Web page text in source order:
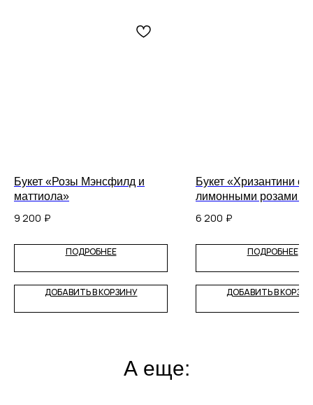
Букет «Розы Мэнсфилд и
маттиола»
9 200 ₽
ПОДРОБНЕЕ
ДОБАВИТЬ В КОРЗИНУ
Букет «Хризантини с
лимонными розами и
6 200 ₽
ПОДРОБНЕЕ
ДОБАВИТЬ В
А еще: